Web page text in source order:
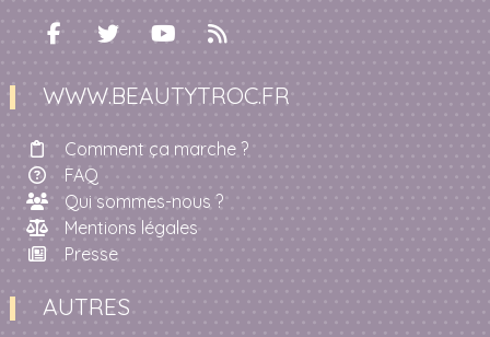
WWW.BEAUTYTROC.FR
Comment ça marche ?
FAQ
Qui sommes-nous ?
Mentions légales
Presse
AUTRES